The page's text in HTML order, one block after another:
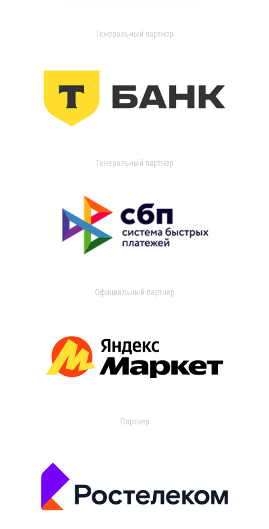
Генеральный партнер
Генеральный партнер
Официальный партнер
Партнер